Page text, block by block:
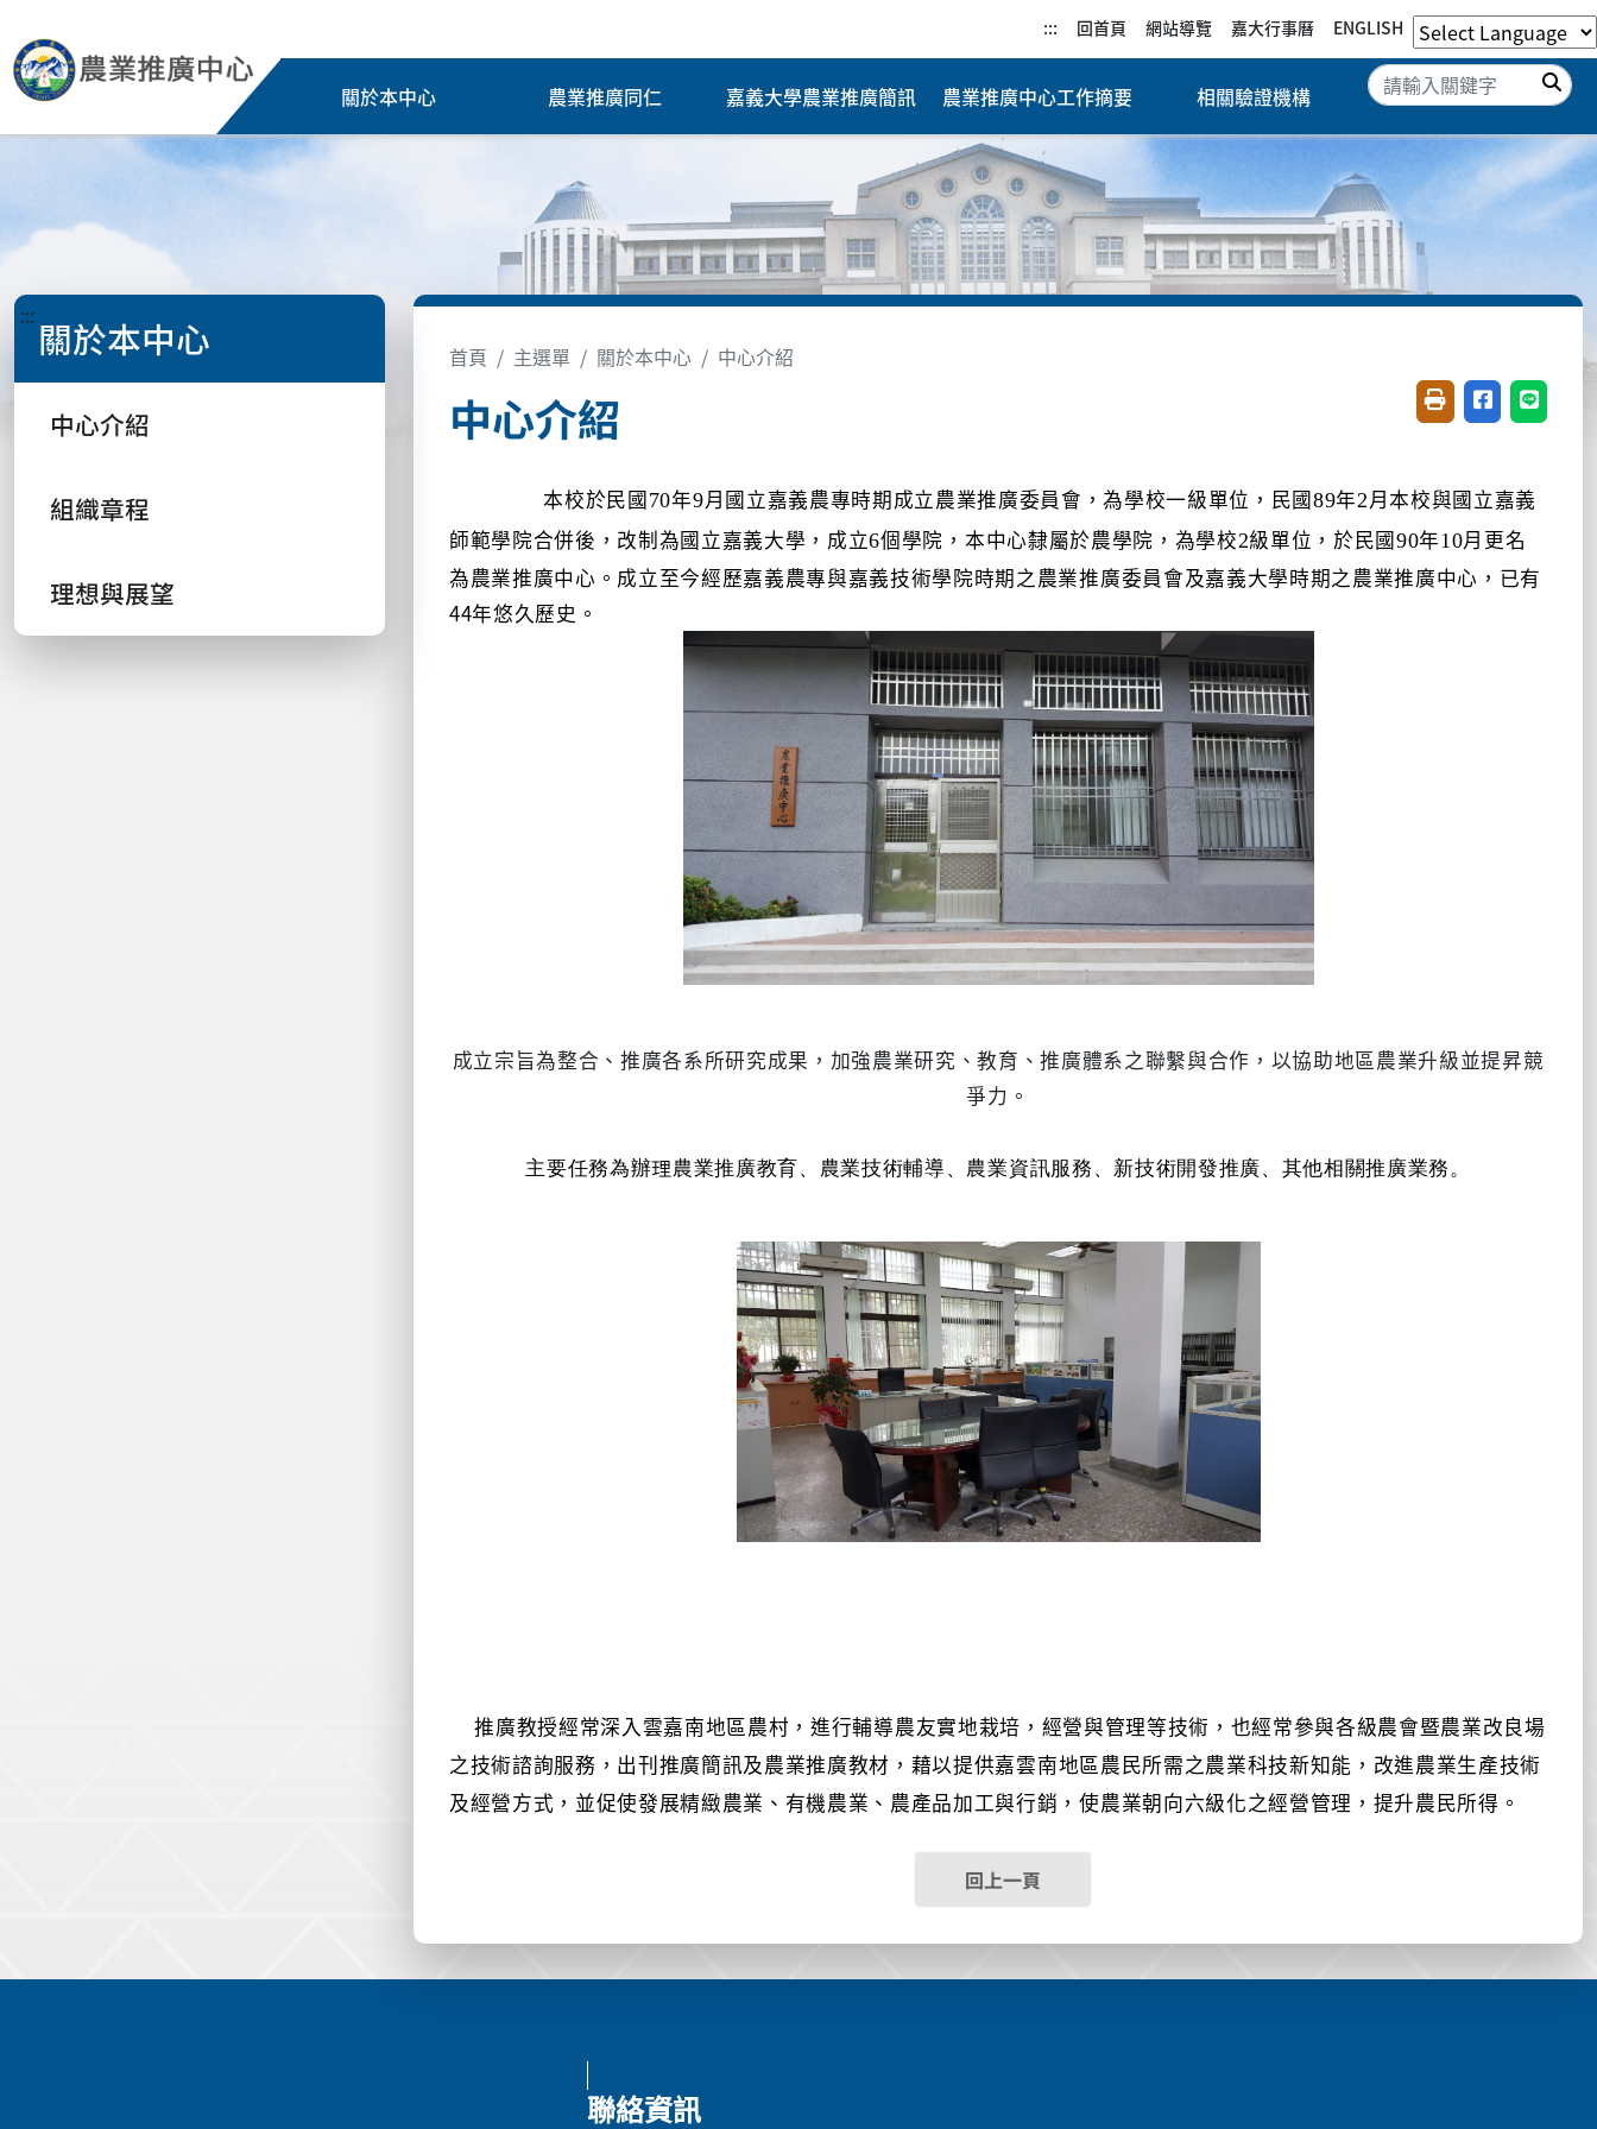
::: 回首頁 網站導覽 嘉大行事曆 ENGLISH
關於本中心 農業推廣同仁 嘉義大學農業推廣簡訊 農業推廣中心工作摘要 相關驗證機構
搜尋
::: 關於本中心
中心介紹
組織章程
理想與展望
首頁 主選單 關於本中心 中心介紹
中心介紹 友善列印(開新視窗)
分享至臉書(
分享至
本校於民國 70年9月國立嘉義農專時期成立農業推廣委員會，為學校一級單位，民國89年2月本校與國立嘉義
師範學院合併後，改制為國立嘉義大學，成立6個學院，本中心隸屬於農學院，為學校2級單位，於民國90年10月更名
為農業推廣中心。成立至今經歷嘉義農專與嘉義技術學院時期之農業推廣委員會及嘉義大學時期之農業推廣中心，已有
44年悠久歷史。
成立宗旨為整合、推廣各系所研究成果，加強農業研究、教育、推廣體系之聯繫與合作，以協助地區農業升級並提昇競
爭力。
主要任務為辦理農業推廣教育、農業技術輔導、農業資訊服務、新技術開發推廣、其他相關推廣業務。
推廣教授經常深入雲嘉南地區農村，進行輔導農友實地栽培，經營與管理等技術，也經常參與各級農會暨農業改良場
之技術諮詢服務，出刊推廣簡訊及農業推廣教材，藉以提供嘉雲南地區農民所需之農業科技新知能，改進農業生產技術
及經營方式，並促使發展精緻農業、有機農業、農產品加工與行銷，使農業朝向六級化之經營管理，提升農民所得 。
回上一頁
聯絡資訊